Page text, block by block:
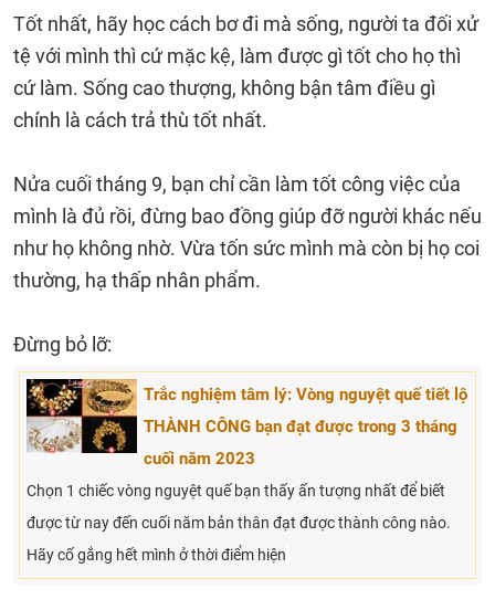
Tốt nhất, hãy học cách bơ đi mà sống, người ta đối xử
tệ với mình thì cứ mặc kệ, làm được gì tốt cho họ thì
cứ làm. Sống cao thượng, không bận tâm điều gì
chính là cách trả thù tốt nhất.
Nửa cuối tháng 9, bạn chỉ cần làm tốt công việc của
mình là đủ rồi, đừng bao đồng giúp đỡ người khác nếu
như họ không nhờ. Vừa tốn sức mình mà còn bị họ coi
thường, hạ thấp nhân phẩm.
Đừng bỏ lỡ:
Trắc nghiệm tâm lý: Vòng nguyệt quế tiết lộ
THÀNH CÔNG bạn đạt được trong 3 tháng
cuối năm 2023
Chọn 1 chiếc vòng nguyệt quế bạn thấy ấn tượng nhất để biết
được từ nay đến cuối năm bản thân đạt được thành công nào.
Hãy cố gắng hết mình ở thời điểm hiện